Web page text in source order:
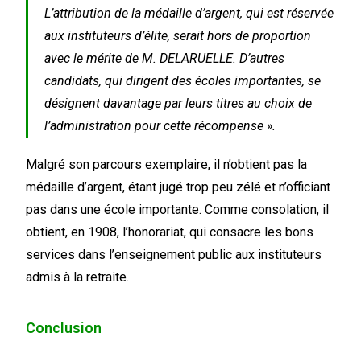
L’attribution de la médaille d’argent, qui est réservée
aux instituteurs d’élite, serait hors de proportion
avec le mérite de M. DELARUELLE. D’autres
candidats, qui dirigent des écoles importantes, se
désignent davantage par leurs titres au choix de
l’administration pour cette récompense ».
Malgré son parcours exemplaire, il n’obtient pas la
médaille d’argent, étant jugé trop peu zélé et n’officiant
pas dans une école importante. Comme consolation, il
obtient, en 1908, l’honorariat, qui consacre les bons
services dans l’enseignement public aux instituteurs
admis à la retraite.
Conclusion